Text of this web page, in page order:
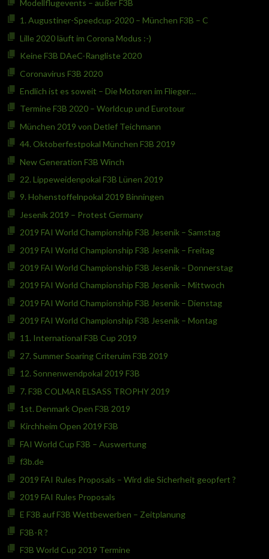
Modellflugevents – außer F3B
1. Augustiner-Speedcup-2020 – München F3B – C
Lille 2020 läuft im Corona Modus :-)
Keine F3B DAeC-Rangliste 2020
Coronavirus F3B 2020
Endlich ist es soweit – Die Motoren im Flieger…
Termine F3B 2020 – Worldcup und Eurotour
München 2019 von Detlef Teichmann
44. Oktoberfestpokal München F3B 2019
New Generation F3B Winch
22. Lippeweidenpokal F3B Lünen 2019
9. Hohenstoffelnpokal 2019 Binningen
Jesenik 2019 – Protest Germany
2019 FAI World Championship F3B Jesenik – Samstag
2019 FAI World Championship F3B Jesenik – Freitag
2019 FAI World Championship F3B Jesenik – Donnerstag
2019 FAI World Championship F3B Jesenik – Mittwoch
2019 FAI World Championship F3B Jesenik – Dienstag
2019 FAI World Championship F3B Jesenik – Montag
11. International F3B Cup 2019
27. Summer Soaring Criteruim F3B 2019
12. Sonnenwendpokal 2019 F3B
7. F3B COLMAR ELSASS TROPHY 2019
1st. Denmark Open F3B 2019
Kirchheim Open 2019 F3B
FAI World Cup F3B – Auswertung
f3b.de
2019 FAI Rules Proposals – Wird die Sicherheit geopfert ?
2019 FAI Rules Proposals
E F3B auf F3B Wettbewerben – Zeitplanung
F3B-R ?
F3B World Cup 2019 Termine